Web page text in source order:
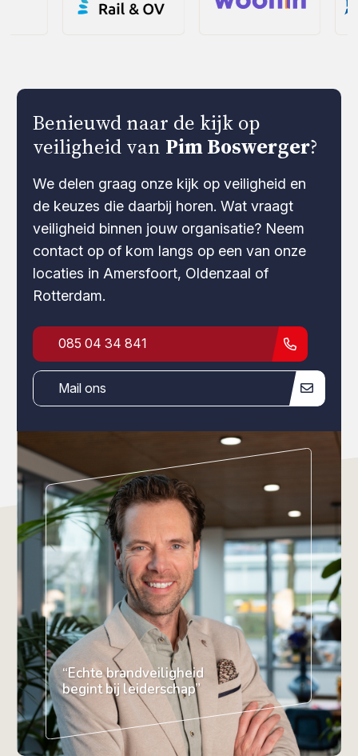
Benieuwd naar de kijk op
veiligheid van Pim Boswerger?
We delen graag onze kijk op veiligheid en
de keuzes die daarbij horen. Wat vraagt
veiligheid binnen jouw organisatie? Neem
contact op of kom langs op een van onze
locaties in Amersfoort, Oldenzaal of
Rotterdam.
085 04 34 841
Mail ons
“Echte brandveiligheid
begint bij leiderschap”